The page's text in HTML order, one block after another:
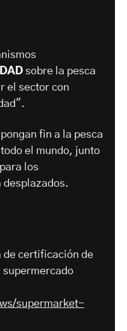
sobre la pesca
el sector con
fin a la pesca
el mundo, junto
los
desplazados.
de certificación de
supermarket-